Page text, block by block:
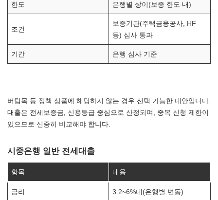
한도 은행별 상이(보증 한도 내)
조건
보증기관(주택금융공사, HF
등) 심사 통과
기간 은행 심사 기준
버팀목 등 정책 상품에 해당하지 않는 경우 선택 가능한 대안입니다.
대출은 전세보증금, 신용등급 중심으로 산정되며, 중복 신청 제한이
있으므로 신중히 비교해야 합니다.
시중은행 일반 전세대출
항목 내용
금리 3.2~6%대(은행별 변동)